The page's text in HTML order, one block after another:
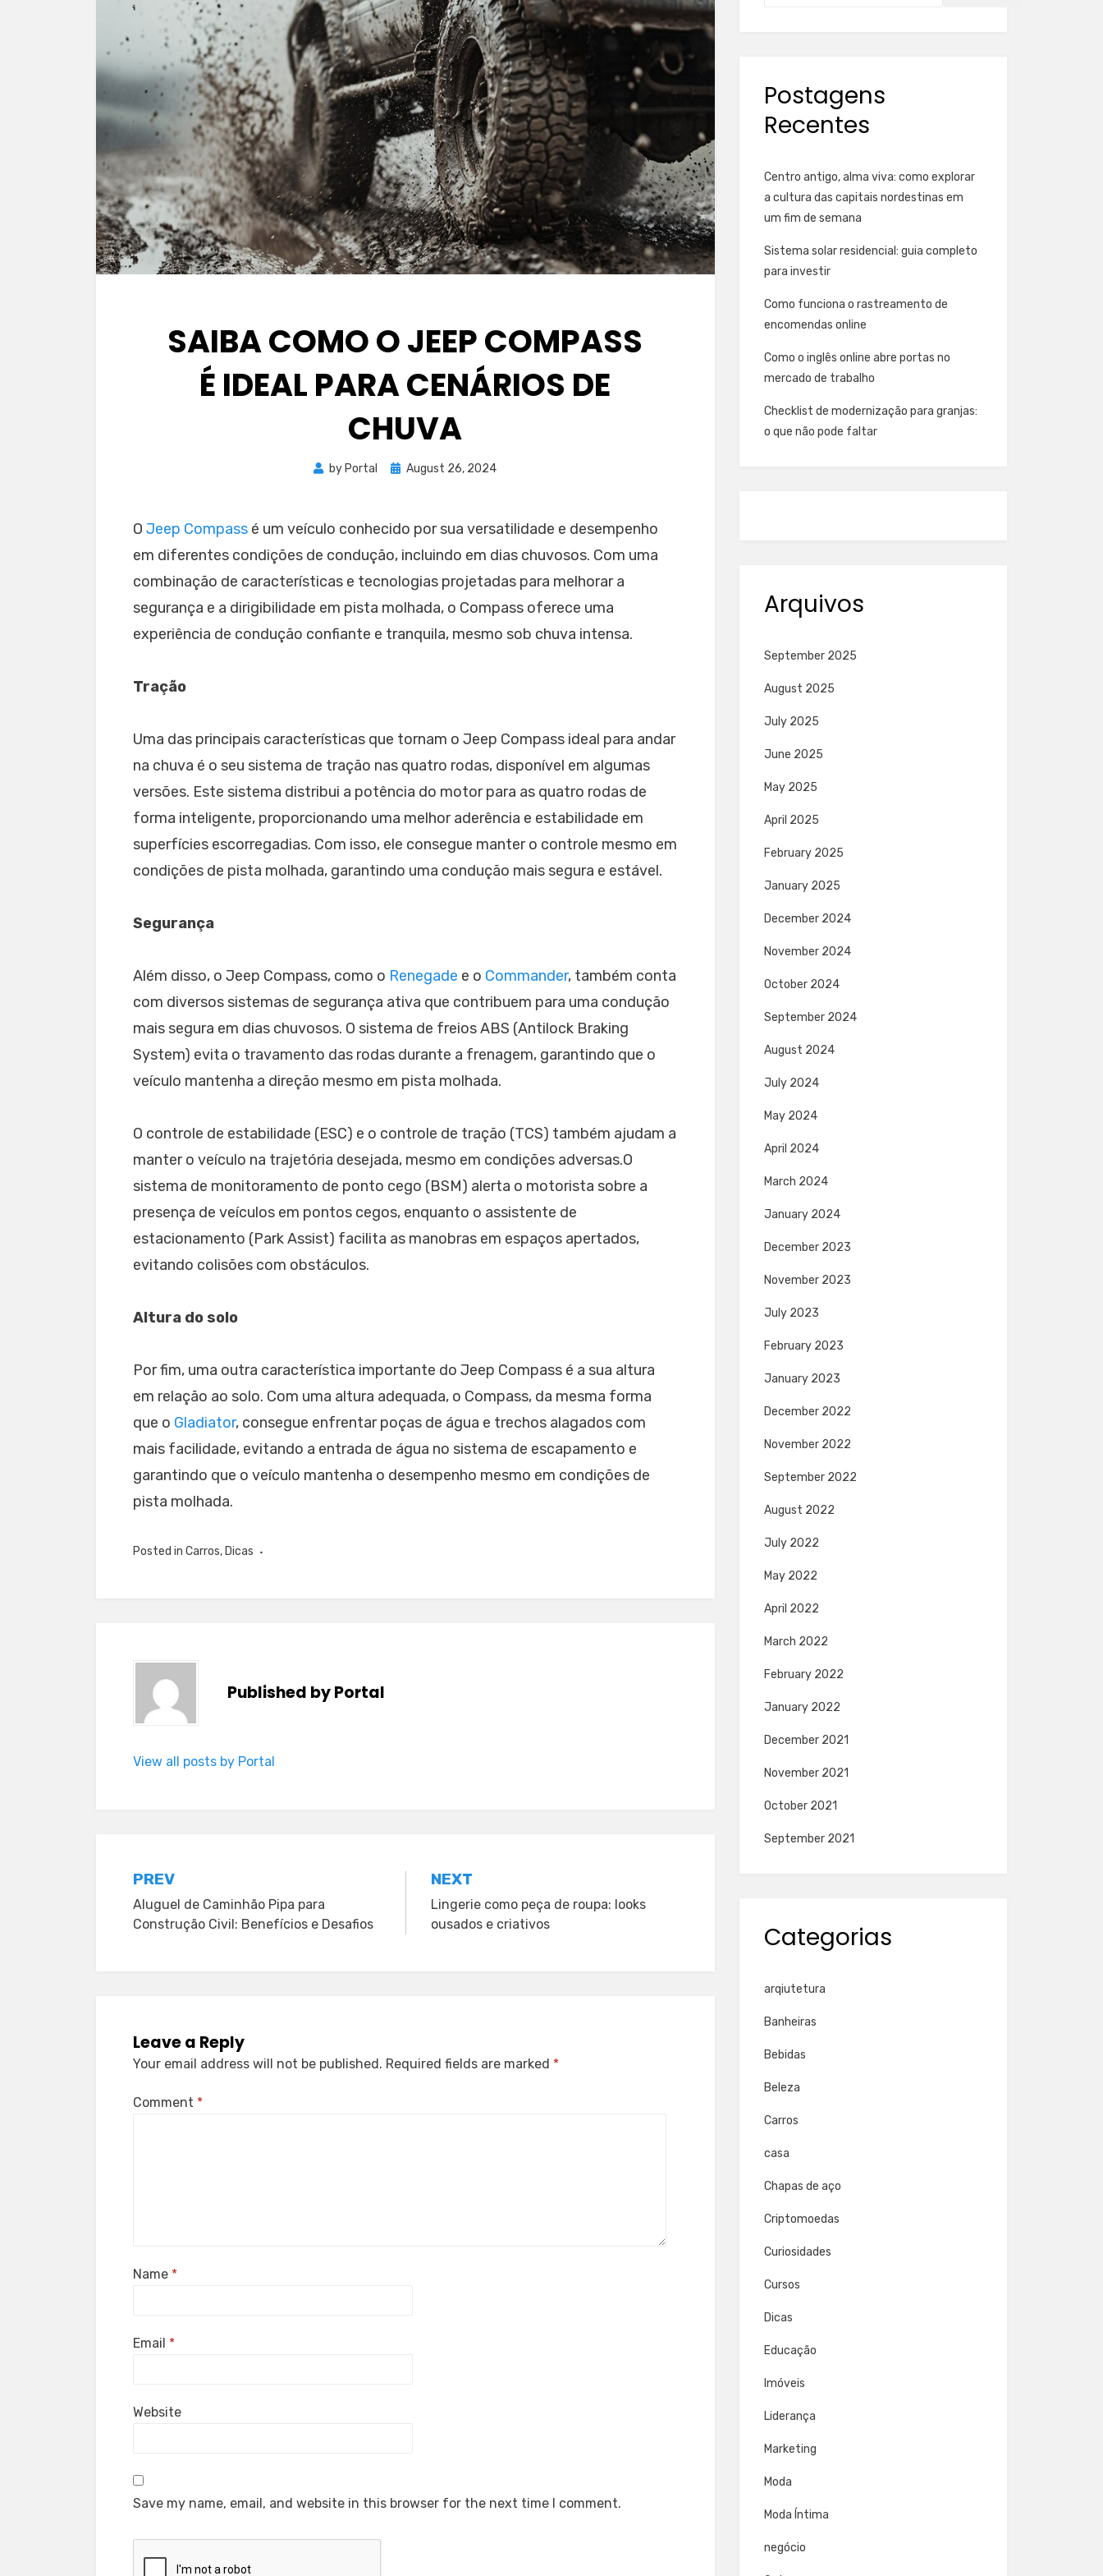
SAIBA COMO O JEEP COMPASS
É IDEAL PARA CENÁRIOS DE
CHUVA
by Portal
Posted
August 26, 2024
O Jeep Compass é um veículo conhecido por sua versatilidade e desempenho
em diferentes condições de condução, incluindo em dias chuvosos. Com uma
combinação de características e tecnologias projetadas para melhorar a
segurança e a dirigibilidade em pista molhada, o Compass oferece uma
experiência de condução confiante e tranquila, mesmo sob chuva intensa.
Tração
Uma das principais características que tornam o Jeep Compass ideal para andar
na chuva é o seu sistema de tração nas quatro rodas, disponível em algumas
versões. Este sistema distribui a potência do motor para as quatro rodas de
forma inteligente, proporcionando uma melhor aderência e estabilidade em
superfícies escorregadias. Com isso, ele consegue manter o controle mesmo em
condições de pista molhada, garantindo uma condução mais segura e estável.
Segurança
Além disso, o Jeep Compass, como o Renegade e o Commander, também conta
com diversos sistemas de segurança ativa que contribuem para uma condução
mais segura em dias chuvosos. O sistema de freios ABS (Antilock Braking
System) evita o travamento das rodas durante a frenagem, garantindo que o
veículo mantenha a direção mesmo em pista molhada.
O controle de estabilidade (ESC) e o controle de tração (TCS) também ajudam a
manter o veículo na trajetória desejada, mesmo em condições adversas.O
sistema de monitoramento de ponto cego (BSM) alerta o motorista sobre a
presença de veículos em pontos cegos, enquanto o assistente de
estacionamento (Park Assist) facilita as manobras em espaços apertados,
evitando colisões com obstáculos.
Altura do solo
Por fim, uma outra característica importante do Jeep Compass é a sua altura
em relação ao solo. Com uma altura adequada, o Compass, da mesma forma
que o Gladiator, consegue enfrentar poças de água e trechos alagados com
mais facilidade, evitando a entrada de água no sistema de escapamento e
garantindo que o veículo mantenha o desempenho mesmo em condições de
pista molhada.
Posted in Carros, Dicas
Published byPortal
View all posts by Portal
Post
navigation
PREV
Aluguel de Caminhão Pipa para
Construção Civil: Benefícios e Desafios
NEXT
Lingerie como peça de roupa: looks
ousados e criativos
Leave a Reply
Your email address will not be published. Required fields are marked *
Comment *
Name *
Email *
Website
Save my name, email, and website in this browser for the next time I comment.
Postagens
Recentes
Centro antigo, alma viva: como explorar
a cultura das capitais nordestinas em
um fim de semana
Sistema solar residencial: guia completo
para investir
Como funciona o rastreamento de
encomendas online
Como o inglês online abre portas no
mercado de trabalho
Checklist de modernização para granjas:
o que não pode faltar
Arquivos
September 2025
August 2025
July 2025
June 2025
May 2025
April 2025
February 2025
January 2025
December 2024
November 2024
October 2024
September 2024
August 2024
July 2024
May 2024
April 2024
March 2024
January 2024
December 2023
November 2023
July 2023
February 2023
January 2023
December 2022
November 2022
September 2022
August 2022
July 2022
May 2022
April 2022
March 2022
February 2022
January 2022
December 2021
November 2021
October 2021
September 2021
Categorias
arqiutetura
Banheiras
Bebidas
Beleza
Carros
casa
Chapas de aço
Criptomoedas
Curiosidades
Cursos
Dicas
Educação
Imóveis
Liderança
Marketing
Moda
Moda Íntima
negócio